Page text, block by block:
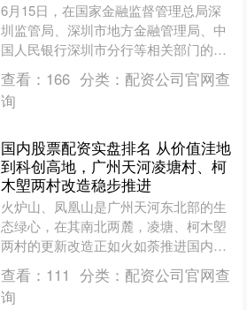
6月15日，在国家金融监督管理总局深
圳监管局、深圳市地方金融管理局、中
国人民银行深圳市分行等相关部门的指
导下，由深圳市银行业协会主办的2026
年“守住钱袋子·护....
查看： 166 分类： 配资公司官网查
询
国内股票配资实盘排名 从价值洼地
到科创高地，广州天河凌塘村、柯
木塱两村改造稳步推进
火炉山、凤凰山是广州天河东北部的生
态绿心，在其南北两麓，凌塘、柯木塱
两村的更新改造正如火如荼推进国内股
票配资实盘排名，其中，凌塘村是天河
区推进速度最快的项目。作....
查看： 111 分类： 配资公司官网查
询